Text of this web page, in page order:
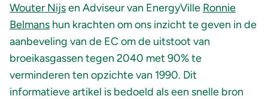
Wouter Nijsen Adviseur van EnergyVille Ronnie
Belmans hun krachten om ons inzicht te geven in de
aanbeveling van de EC om de uitstoot van
broeikasgassen tegen 2040 met 90% te
verminderen ten opzichte van 1990. Dit
informatieve artikel is bedoeld als een snelle bron